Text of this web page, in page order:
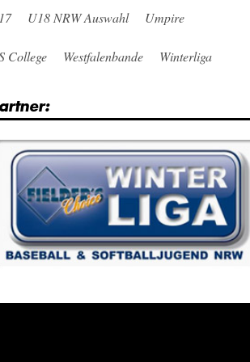
U18 NRW Auswahl Umpire
College Westfalenbande Winterliga